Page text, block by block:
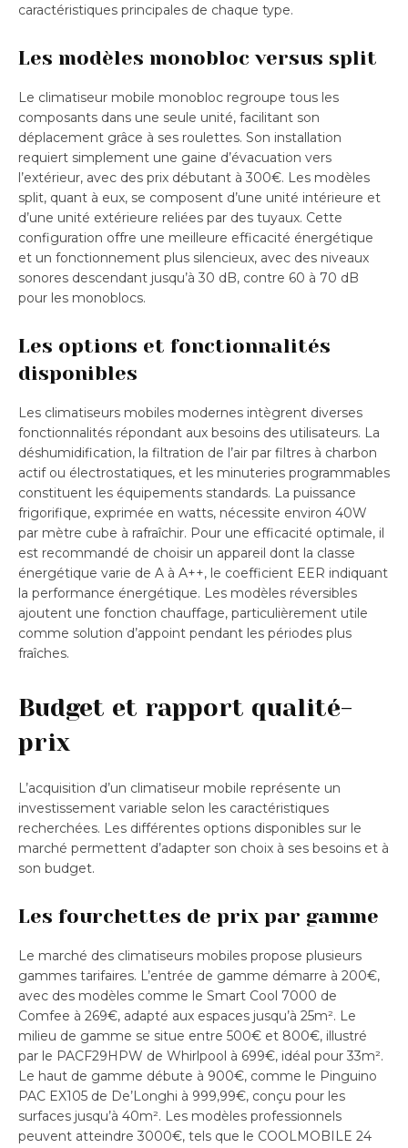
caractéristiques principales de chaque type.
Les modèles monobloc versus split
Le climatiseur mobile monobloc regroupe tous les
composants dans une seule unité, facilitant son
déplacement grâce à ses roulettes. Son installation
requiert simplement une gaine d’évacuation vers
l’extérieur, avec des prix débutant à 300€. Les modèles
split, quant à eux, se composent d’une unité intérieure et
d’une unité extérieure reliées par des tuyaux. Cette
configuration offre une meilleure efficacité énergétique
et un fonctionnement plus silencieux, avec des niveaux
sonores descendant jusqu’à 30 dB, contre 60 à 70 dB
pour les monoblocs.
Les options et fonctionnalités
disponibles
Les climatiseurs mobiles modernes intègrent diverses
fonctionnalités répondant aux besoins des utilisateurs. La
déshumidification, la filtration de l’air par filtres à charbon
actif ou électrostatiques, et les minuteries programmables
constituent les équipements standards. La puissance
frigorifique, exprimée en watts, nécessite environ 40W
par mètre cube à rafraîchir. Pour une efficacité optimale, il
est recommandé de choisir un appareil dont la classe
énergétique varie de A à A++, le coefficient EER indiquant
la performance énergétique. Les modèles réversibles
ajoutent une fonction chauffage, particulièrement utile
comme solution d’appoint pendant les périodes plus
fraîches.
Budget et rapport qualité-
prix
L’acquisition d’un climatiseur mobile représente un
investissement variable selon les caractéristiques
recherchées. Les différentes options disponibles sur le
marché permettent d’adapter son choix à ses besoins et à
son budget.
Les fourchettes de prix par gamme
Le marché des climatiseurs mobiles propose plusieurs
gammes tarifaires. L’entrée de gamme démarre à 200€,
avec des modèles comme le Smart Cool 7000 de
Comfee à 269€, adapté aux espaces jusqu’à 25m². Le
milieu de gamme se situe entre 500€ et 800€, illustré
par le PACF29HPW de Whirlpool à 699€, idéal pour 33m².
Le haut de gamme débute à 900€, comme le Pinguino
PAC EX105 de De’Longhi à 999,99€, conçu pour les
surfaces jusqu’à 40m². Les modèles professionnels
peuvent atteindre 3000€, tels que le COOLMOBILE 24